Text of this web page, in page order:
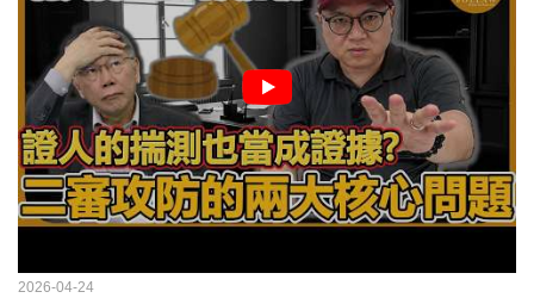
2026-04-24